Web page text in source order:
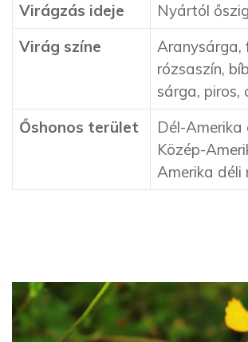
Virágzás ideje
Nyártól őszig
Virág színe
Aranysárga,
rózsaszín,
sárga, piros,
Őshonos terület
Dél-Amerika
Közép-
Amerika déli